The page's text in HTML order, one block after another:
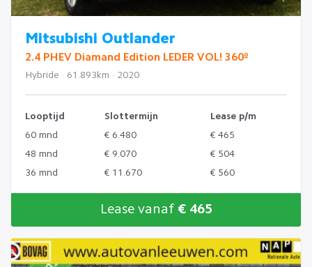
Mitsubishi Outlander
2.4 PHEV Diamand Edition LEDER VOL! 360º
Hybride · 61.893km · 2020
Looptijd Slottermijn
Lease p/m
60 mnd
€ 6.480
€ 465
48 mnd
€ 9.070
€ 504
36 mnd
€ 11.670 € 560
Lease vanaf € 465